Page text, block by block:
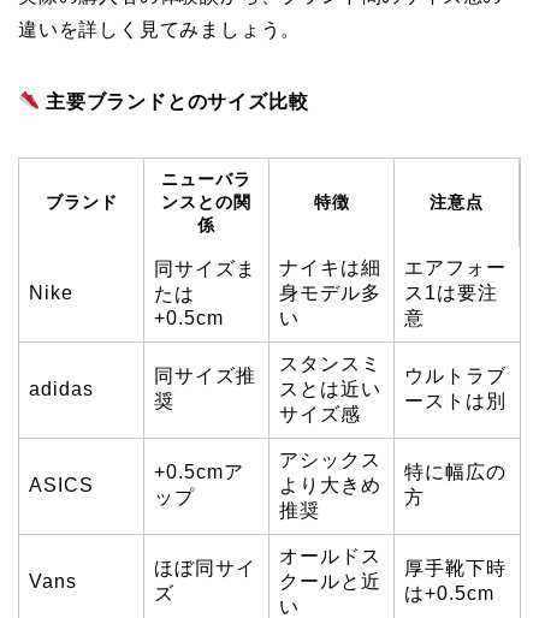
違いを詳しく見てみましょう。
主要ブランドとのサイズ比較
ブランド
ニューバラ
ンスとの関
係
特徴 注意点
Nike
同サイズま
たは
+0.5cm
ナイキは細
身モデル多
い
エアフォー
ス1は要注
意
adidas
同サイズ推
奨
スタンスミ
スとは近い
サイズ感
ウルトラブ
ーストは別
ASICS
+0.5cmア
ップ
アシックス
より大きめ
推奨
特に幅広の
方
Vans
ほぼ同サイ
ズ
オールドス
クールと近
い
厚手靴下時
は+0.5cm